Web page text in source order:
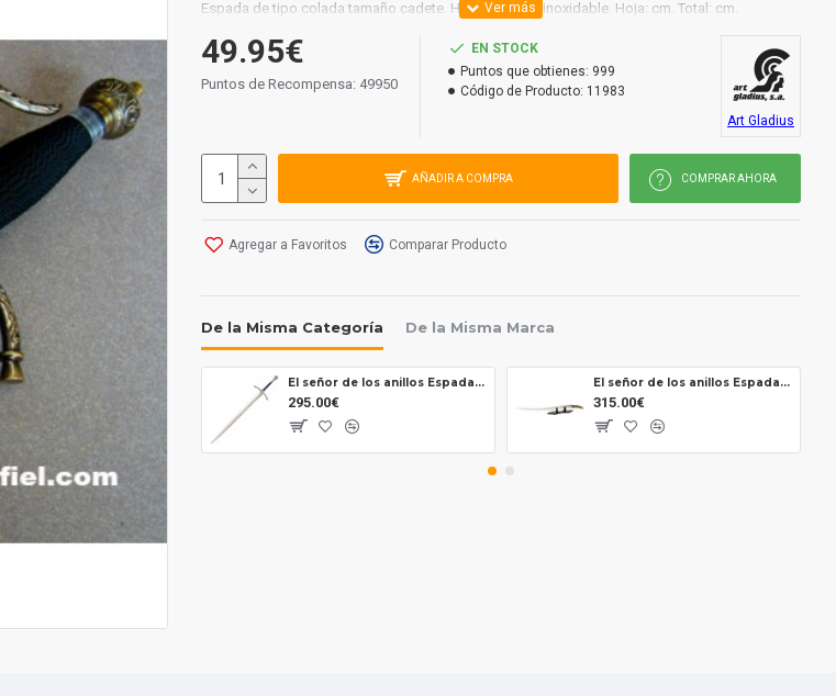
Espada de tipo colada tamaño cadete. Hoja de acero inoxidable. Hoja: cm. Total: cm.
49.95€
Puntos de Recompensa: 49950
EN STOCK
Puntos que obtienes: 999
Código de Producto: 11983
Art Gladius
AÑADIR A COMPRA COMPRAR AHORA
Agregar a Favoritos Comparar Producto
De la Misma Categoría De la Misma Marca
El señor de los anillos Espada Glamdring Oficial uc2942
295.00€
El señor de los anillos Espada Arwen Oficial
315.00€